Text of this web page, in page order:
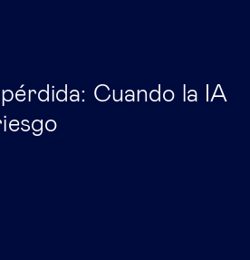
Cuando la IA